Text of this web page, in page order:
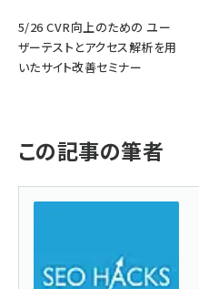
5/26 CVR向上のための ユー
ザーテストとアクセス解析を用
いたサイト改善セミナー
この記事の筆者